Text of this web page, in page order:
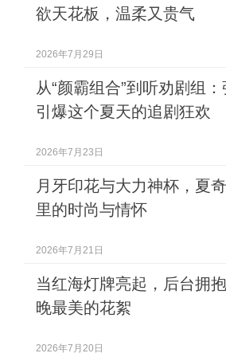
欲天花板，温柔又贵气
2026年7月29日
从“颜霸组合”到听劝剧组
引爆这个夏天的追剧狂欢
2026年7月23日
月牙印花与大力神杯，夏
里的时尚与情怀
2026年7月21日
当红海灯牌亮起，后台拥
晚最美的花絮
2026年7月20日